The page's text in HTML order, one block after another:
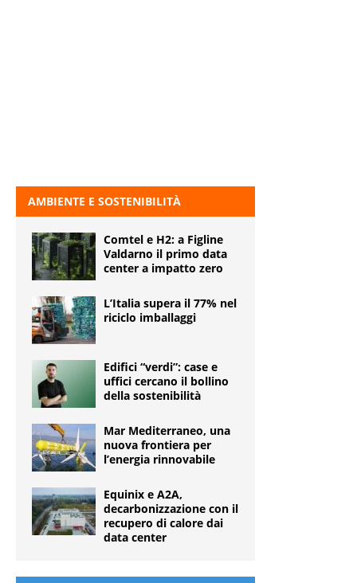
AMBIENTE E SOSTENIBILITÀ
Comtel e H2: a Figline
Valdarno il primo data
center a impatto zero
L’Italia supera il 77% nel
riciclo imballaggi
Edifici “verdi”: case e
uffici cercano il bollino
della sostenibilità
Mar Mediterraneo, una
nuova frontiera per
l’energia rinnovabile
Equinix e A2A,
decarbonizzazione con il
recupero di calore dai
data center